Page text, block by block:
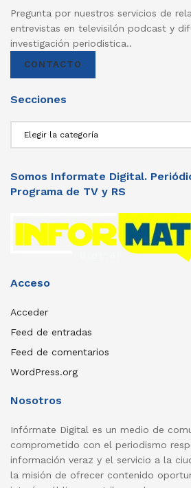
Pregunta por nuestros servicios de
entrevistas en televisilón podcast y
investigación periodistica..
CONTACTO
Secciones
Somos Informate Digital.
Programa de TV y RS
Acceso
Acceder
Feed de entradas
Feed de comentarios
WordPress.org
Nosotros
Infórmate Digital es un medio de
comprometido con el periodismo
información veraz y el servicio a la
la misión de ofrecer contenido